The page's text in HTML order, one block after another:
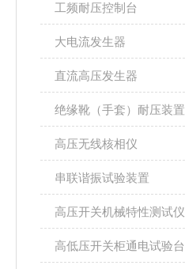
工频耐压控制台
大电流发生器
直流高压发生器
绝缘靴（手套）耐压装置
高压无线核相仪
串联谐振试验装置
高压开关机械特性测试仪
高低压开关柜通电试验台